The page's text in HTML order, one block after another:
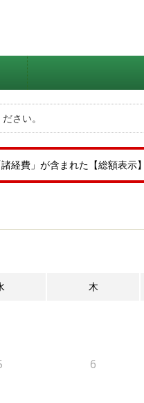
さい。
経費」が含まれた【総額表示
木
6